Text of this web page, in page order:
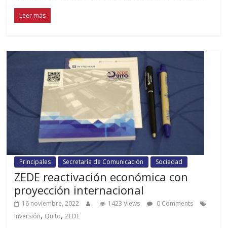
Leer más
Principales Secretaría de Comunicación Sociedad
ZEDE reactivación económica con
proyección internacional
16 noviembre, 2022 1423 Views
0 Comments
Inversión, Quito, ZEDE